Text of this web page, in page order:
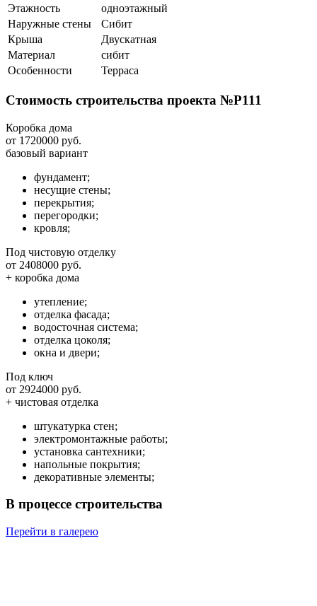
Этажность
одноэтажный
Наружные стены
Сибит
Крыша
Двускатная
Материал
сибит
Особенности
Терраса
Стоимость строительства проекта №P111
Коробка дома
от 1720000 руб.
базовый вариант
фундамент;
несущие стены;
перекрытия;
перегородки;
кровля;
Под чистовую отделку
от 2408000 руб.
+ коробка дома
утепление;
отделка фасада;
водосточная система;
отделка цоколя;
окна и двери;
Под ключ
от 2924000 руб.
+ чистовая отделка
штукатурка стен;
электромонтажные работы;
установка сантехники;
напольные покрытия;
декоративные элементы;
В процессе строительства
Перейти в галерею